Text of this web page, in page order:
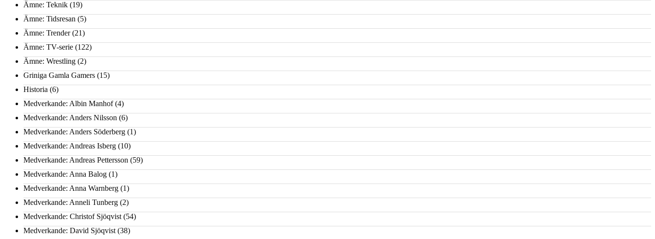
Ämne: Teknik (19)
Ämne: Tidsresan (5)
Ämne: Trender(21)
Ämne: TV-serie (122)
Ämne: Wrestling (2)
Griniga Gamla Gamers (15)
Historia (6)
Medverkande: Albin Manhof(4)
Medverkande: Anders Nilsson (6)
Medverkande: Anders Söderberg (1)
Medverkande: Andreas Isberg (10)
Medverkande: Andreas Pettersson (59)
Medverkande: Anna Balog (1)
Medverkande: Anna Warnberg (1)
Medverkande: Anneli Tunberg (2)
Medverkande: Christof Sjöqvist (54)
Medverkande: David Sjöqvist (38)